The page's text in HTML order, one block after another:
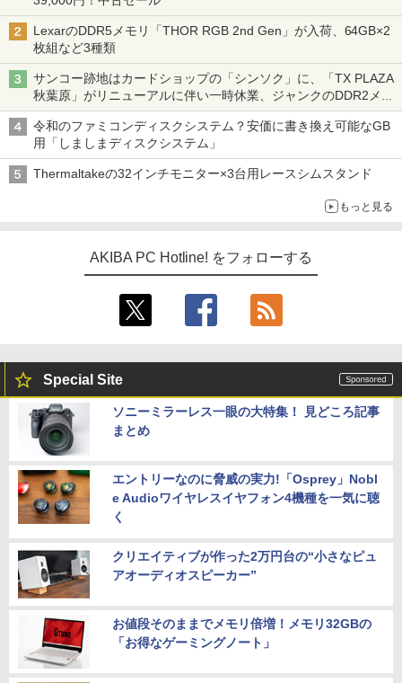
LexarのDDR5メモリ「THOR RGB 2nd Gen」が入荷、64GB×2
枚組など3種類
サンコー跡地はカードショップの「シンソク」に、「TX PLAZA
秋葉原」がリニューアルに伴い一時休業、ジャンクのDDR2メモ
リが100円で販売など～ 最近の秋葉原 ～
令和のファミコンディスクシステム？安価に書き換え可能なGB
用「しましまディスクシステム」
Thermaltakeの32インチモニター×3台用レースシムスタンド
もっと見る
AKIBA PC Hotline! をフォローする
Special Site
ソニーミラーレス一眼の大特集！ 見どころ記事
まとめ
エントリーなのに脅威の実力!「Osprey」Nobl
e Audioワイヤレスイヤフォン4機種を一気に聴
く
クリエイティブが作った2万円台の“小さなピュ
アオーディオスピーカー”
お値段そのままでメモリ倍増！メモリ32GBの
「お得なゲーミングノート」